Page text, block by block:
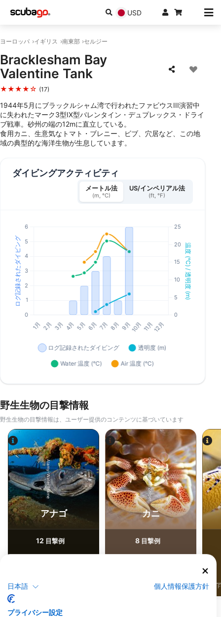
USD
ヨーロッパ イギリス 南東部 セルジー
Bracklesham Bay
Valentine Tank
★★★★☆ (17)
1944年5月にブラックルシャム湾で行われたファビウスIII演習中
に失われたマーク3型IX型バレンタイン・デュプレックス・ドライ
ブ戦車。砂州の端の12mに直立している。
食用カニ、生意気なトマト・ブレニー、ビブ、穴居など、この地
域の典型的な海洋生物が生息しています。
ダイビングアクティビティ
メートル法
(m, °C)
US/インペリアル法
(ft, °F)
野生生物の目撃情報
野生生物の目撃情報は、ユーザー提供のコンテンツに基づいています
Alamy-Water Frame
アナゴ
12 目撃例
J F M A
iStock-Michael Zeigler
カニ
8目撃例
J A S O N D F
日本語 個人情報保護方針
プライバシー設定